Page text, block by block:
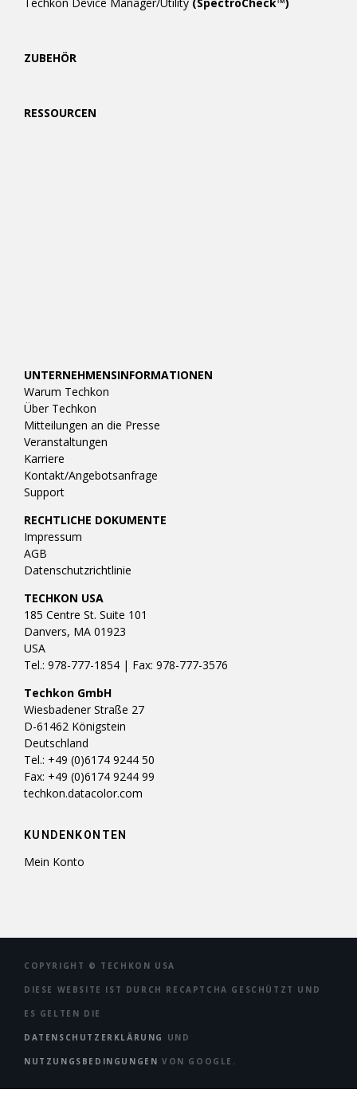
ZUBEHÖR
RESSOURCEN
UNTERNEHMENSINFORMATIONEN
Warum Techkon
Über Techkon
Mitteilungen an die Presse
Veranstaltungen
Karriere
Kontakt/Angebotsanfrage
Support
RECHTLICHE DOKUMENTE
Impressum
AGB
Datenschutzrichtlinie
TECHKON USA
185 Centre St. Suite 101
Danvers, MA 01923
USA
Tel.: 978-777-1854 | Fax: 978-777-3576
Techkon GmbH
Wiesbadener Straße 27
D-61462 Königstein
Deutschland
Tel.: +49 (0)6174 9244 50
Fax: +49 (0)6174 9244 99
techkon.datacolor.com
KUNDENKONTEN
Mein Konto
COPYRIGHT © TECHKON USA
DIESE WEBSITE IST DURCH RECAPTCHA GESCHÜTZT UND
ES GELTEN DIE
DATENSCHUTZERKLÄRUNG UND
NUTZUNGSBEDINGUNGEN VON GOOGLE.